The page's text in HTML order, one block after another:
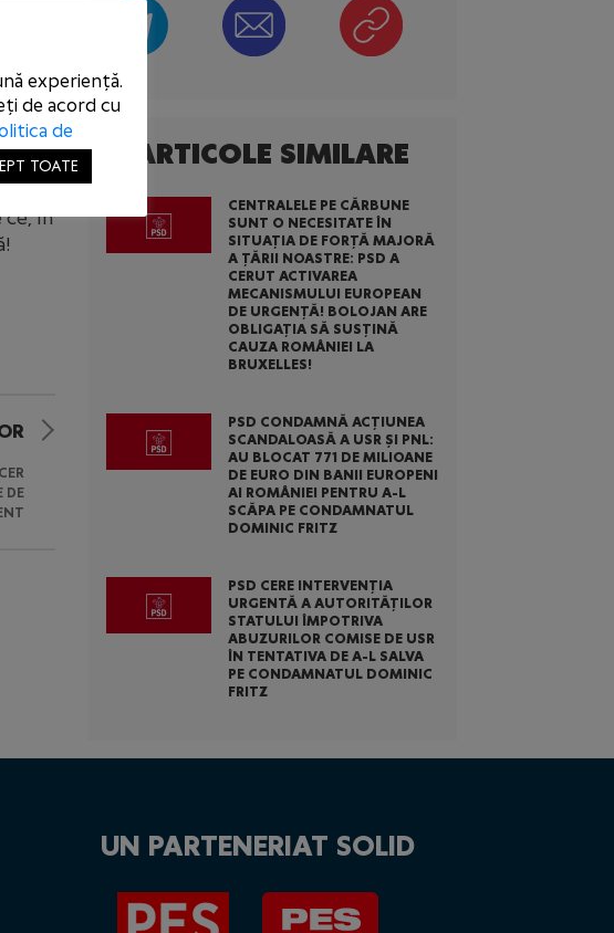
ce, în
DE
ARTICOLE SIMILARE
CENTRALELE PE CĂRBUNE
SUNT O NECESITATE ÎN
SITUAȚIA DE FORȚĂ MAJORĂ
A ȚĂRII NOASTRE: PSD A
CERUT ACTIVAREA
MECANISMULUI EUROPEAN
DE URGENȚĂ! BOLOJAN ARE
OBLIGAȚIA SĂ SUSȚINĂ
CAUZA ROMÂNIEI LA
BRUXELLES!
PSD CONDAMNĂ ACȚIUNEA
SCANDALOASĂ A USR ȘI PNL:
AU BLOCAT 771 DE MILIOANE
DE EURO DIN BANII EUROPENI
AI ROMÂNIEI PENTRU A-L
SCĂPA PE CONDAMNATUL
DOMINIC FRITZ
PSD CERE INTERVENȚIA
URGENTĂ A AUTORITĂȚILOR
STATULUI ÎMPOTRIVA
ABUZURILOR COMISE DE USR
ÎN TENTATIVA DE A-L SALVA
PE CONDAMNATUL DOMINIC
FRITZ
UN PARTENERIAT SOLID
experiență.
de acord cu
de
TOATE